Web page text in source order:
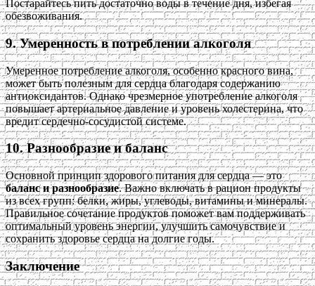
Постарайтесь пить достаточно воды в течение дня, избегая
обезвоживания.
9. Умеренность в потреблении алкоголя
Умеренное потребление алкоголя, особенно красного вина,
может быть полезным для сердца благодаря содержанию
антиоксидантов. Однако чрезмерное употребление алкоголя
повышает артериальное давление и уровень холестерина, что
вредит сердечно-сосудистой системе.
10. Разнообразие и баланс
Основной принцип здорового питания для сердца — это
баланс и разнообразие. Важно включать в рацион продукты
из всех групп: белки, жиры, углеводы, витамины и минералы.
Правильное сочетание продуктов поможет вам поддерживать
оптимальный уровень энергии, улучшить самочувствие и
сохранить здоровье сердца на долгие годы.
Заключение